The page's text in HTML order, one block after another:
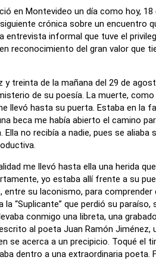
en Montevideo un día como hoy, 18
crónica sobre un encuentro
informal que tuve el
reconocimiento del gran valor que
y treinta de la mañana del 29 de
de su poesía. La muerte, como
llevó hasta su puerta. Estaba en la
beca me había abierto el camino
no recibía a nadie, pues se aliaba
me llevó hasta ella una herida
yo estaba allí frente a su
entre su laconismo, para comprender
la “Suplicante” que perdió su paraíso,
conmigo una libreta, una
al poeta Juan Ramón Jiménez,
se acerca a un precipicio. Toqué el
dentro a una extraordinaria poeta.